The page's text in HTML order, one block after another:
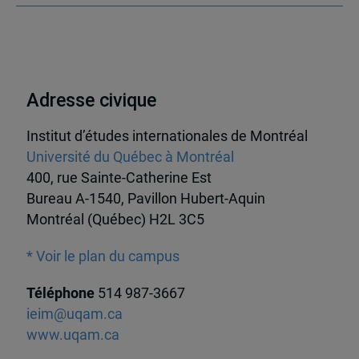
Adresse civique
Institut d’études internationales de Montréal
Université du Québec à Montréal
400, rue Sainte-Catherine Est
Bureau A-1540, Pavillon Hubert-Aquin
Montréal (Québec) H2L 3C5
* Voir le plan du campus
Téléphone 514 987-3667
ieim@uqam.ca
www.uqam.ca